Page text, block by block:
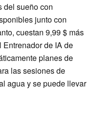
del sueño con
junto con
cuestan 9,99 $ más
de IA de
planes de
las sesiones de
agua y se puede llevar